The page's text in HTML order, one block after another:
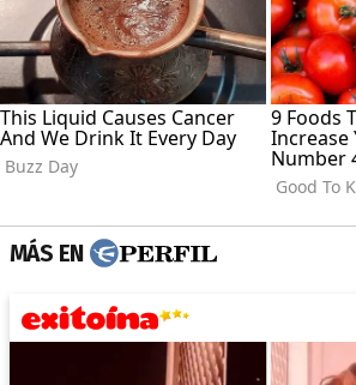
MÁS EN